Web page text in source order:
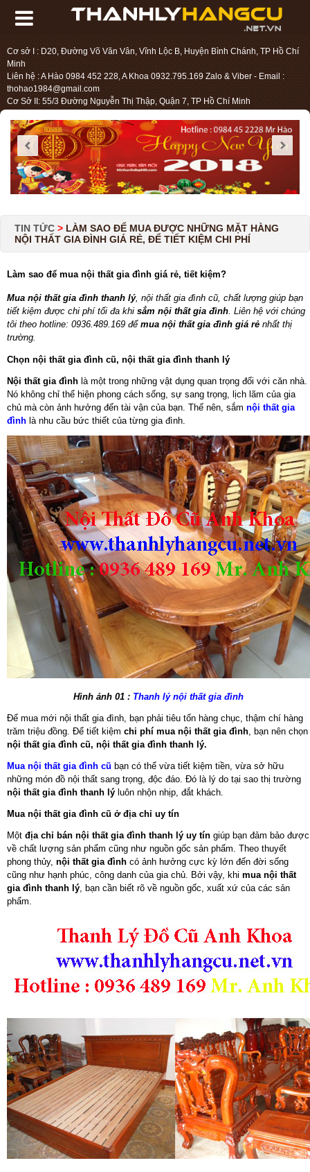
Cơ sở I : D20, Đường Võ Văn Vân, Vĩnh Lộc B, Huyện Bình Chánh, TP Hồ Chí
Minh
Liên hệ : A Hào 0984 452 228, A Khoa 0932.795.169 Zalo & Viber - Email :
thohao1984@gmail.com
Cơ Sở II: 55/3 Đường Nguyễn Thị Thập, Quận 7, TP Hồ Chí Minh
TIN TỨC > LÀM SAO ĐỂ MUA ĐƯỢC NHỮNG MẶT HÀNG
NỘI THẤT GIA ĐÌNH GIÁ RẺ, ĐỂ TIẾT KIỆM CHI PHÍ
Làm sao để mua nội thất gia đình giá rẻ, tiết kiệm?
Mua nội thất gia đình thanh lý, nội thất gia đình cũ, chất lượng giúp bạn
tiết kiệm được chi phí tối đa khi sắm nội thất gia đình . Liên hệ với chúng
tôi theo hotline: 0936.489.169 để mua nội thất gia đình giá rẻ nhất thị
trường.
Chọn nội thất gia đình cũ, nội thất gia đình thanh lý
Nội thất gia đình là một trong những vật dụng quan trọng đối với căn nhà.
Nó không chỉ thể hiện phong cách sống, sự sang trọng, lịch lãm của gia
chủ mà còn ảnh hưởng đến tài vận của bạn. Thế nên, sắm nội thất gia
đình là nhu cầu bức thiết của từng gia đình.
Hình ảnh 01 : Thanh lý nội thất gia đình
Để mua mới nội thất gia đình, bạn phải tiêu tốn hàng chục, thậm chí hàng
trăm triệu đồng. Để tiết kiệm chi phí mua nội thất gia đình , bạn nên chọn
nội thất gia đình cũ, nội thất gia đình thanh lý.
Mua nội thất gia đình cũ bạn có thể vừa tiết kiệm tiền, vừa sở hữu
những món đồ nội thất sang trọng, độc đáo. Đó là lý do tại sao thị trường
nội thất gia đình thanh lý luôn nhộn nhịp, đắt khách.
Mua nội thất gia đình cũ ở địa chỉ uy tín
Một địa chỉ bán nội thất gia đình thanh lý uy tín giúp bạn đảm bảo được
về chất lượng sản phẩm cũng như nguồn gốc sản phẩm. Theo thuyết
phong thủy, nội thất gia đình có ảnh hưởng cực kỳ lớn đến đời sống
cũng như hạnh phúc, công danh của gia chủ. Bởi vậy, khi mua nội thất
gia đình thanh lý , bạn cần biết rõ về nguồn gốc, xuất xứ của các sản
phẩm.